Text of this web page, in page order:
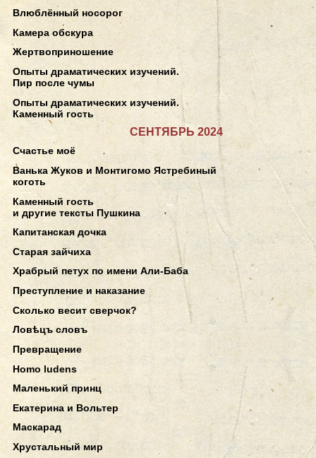
Влюблённый носорог
Камера обскура
Жертвоприношение
Опыты драматических изучений.
Пир после чумы
Опыты драматических изучений.
Каменный гость
СЕНТЯБРЬ 2024
Счастье моё
Ванька Жуков и Монтигомо Ястребиный
коготь
Каменный гость
и другие тексты Пушкина
Капитанская дочка
Старая зайчиха
Храбрый петух по имени Али-Баба
Преступление и наказание
Сколько весит сверчок?
Ловѣцъ словъ
Превращение
Homo ludens
Маленький принц
Екатерина и Вольтер
Маскарад
Хрустальный мир